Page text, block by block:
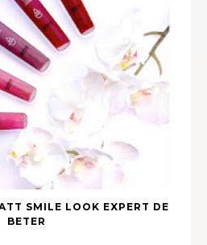
SMILE LOOK EXPERT DE
BETER